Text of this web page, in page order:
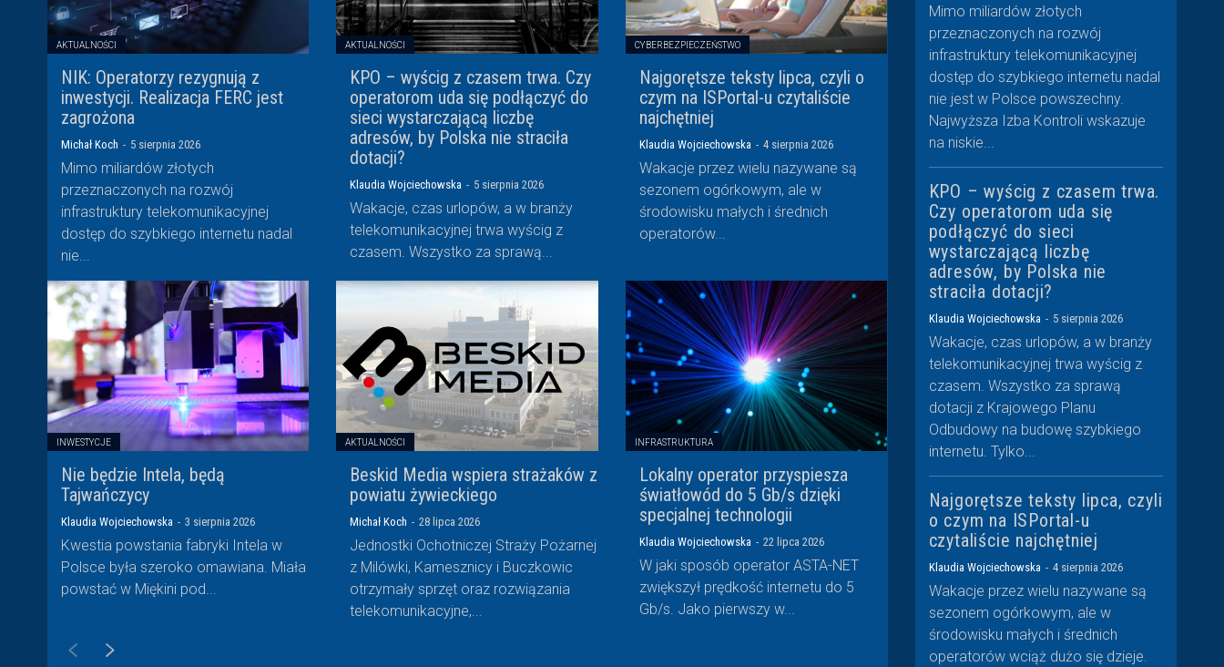
AKTUALNOŚCI
NIK: Operatorzy rezygnują z
inwestycji. Realizacja FERC jest
zagrożona
Michał Koch - 5 sierpnia 2026
Mimo miliardów złotych
przeznaczonych na rozwój
infrastruktury telekomunikacyjnej
dostęp do szybkiego internetu nadal
nie...
AKTUALNOŚCI
KPO – wyścig z czasem trwa. Czy
operatorom uda się podłączyć do
sieci wystarczającą liczbę
adresów, by Polska nie straciła
dotacji?
Klaudia Wojciechowska - 5 sierpnia 2026
Wakacje, czas urlopów, a w branży
telekomunikacyjnej trwa wyścig z
czasem. Wszystko za sprawą...
CYBERBEZPIECZEŃSTWO
Najgorętsze teksty lipca, czyli o
czym na ISPortal-u czytaliście
najchętniej
Klaudia Wojciechowska - 4 sierpnia 2026
Wakacje przez wielu nazywane są
sezonem ogórkowym, ale w
środowisku małych i średnich
operatorów...
INWESTYCJE
Nie będzie Intela, będą
Tajwańczycy
Klaudia Wojciechowska - 3 sierpnia 2026
Kwestia powstania fabryki Intela w
Polsce była szeroko omawiana. Miała
powstać w Miękini pod...
AKTUALNOŚCI
Beskid Media wspiera strażaków z
powiatu żywieckiego
Michał Koch - 28 lipca 2026
Jednostki Ochotniczej Straży Pożarnej
z Milówki, Kamesznicy i Buczkowic
otrzymały sprzęt oraz rozwiązania
telekomunikacyjne,...
INFRASTRUKTURA
Lokalny operator przyspiesza
światłowód do 5 Gb/s dzięki
specjalnej technologii
Klaudia Wojciechowska - 22 lipca 2026
W jaki sposób operator ASTA-NET
zwiększył prędkość internetu do 5
Gb/s. Jako pierwszy w...
Mimo miliardów złotych
przeznaczonych na rozwój
infrastruktury telekomunikacyjnej
dostęp do szybkiego internetu nadal
nie jest w Polsce powszechny.
Najwyższa Izba Kontroli wskazuje
na niskie...
KPO – wyścig z czasem trwa.
Czy operatorom uda się
podłączyć do sieci
wystarczającą liczbę
adresów, by Polska nie
straciła dotacji?
Klaudia Wojciechowska - 5 sierpnia 2026
Wakacje, czas urlopów, a w branży
telekomunikacyjnej trwa wyścig z
czasem. Wszystko za sprawą
dotacji z Krajowego Planu
Odbudowy na budowę szybkiego
internetu. Tylko...
Najgorętsze teksty lipca, czyli
o czym na ISPortal-u
czytaliście najchętniej
Klaudia Wojciechowska - 4 sierpnia 2026
Wakacje przez wielu nazywane są
sezonem ogórkowym, ale w
środowisku małych i średnich
operatorów wciąż dużo się dzieje.